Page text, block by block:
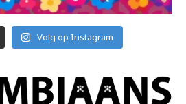
Volg op Instagram